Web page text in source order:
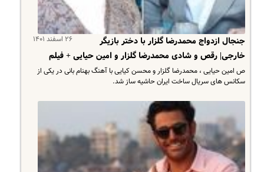
۲۶ اسفند ۱۴۰۱
جنجال ازدواج محمدرضا گلزار با دختر بازیگر
خارجی| رقص و شادی محمدرضا گلزار و امین حیایی + فیلم
ص امین حیایی ، محمدرضا گلزار و محسن کیایی با آهنگ بهنام بانی در یکی از
سکانس های سریال ساخت ایران حاشیه ساز شد.